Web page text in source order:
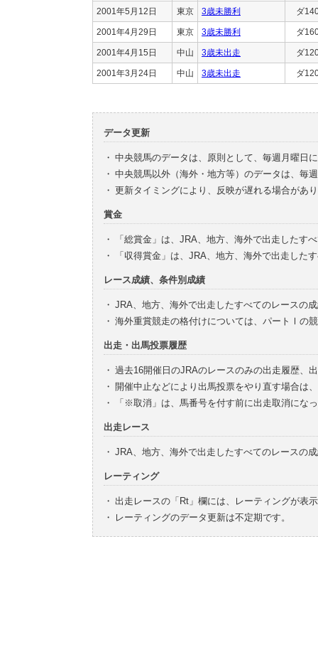
2001年5月12日 東京 3歳未勝利 ダ
2001年4月29日 東京 3歳未勝利 ダ
2001年4月15日 中山 3歳未出走 ダ
2001年3月24日 中山 3歳未出走 ダ
データ更新
・ 中央競馬のデータは、原則として、毎週月曜日
・ 中央競馬以外（海外・地方等）のデータは、毎
・ 更新タイミングにより、反映が遅れる場合があ
賞金
・
「総賞金」は、JRA、地方、海外で出走したす
・
「収得賞金」は、JRA、地方、海外で出走した
レース成績、条件別成績
・ JRA、地方、海外で出走したすべてのレースの
・ 海外重賞競走の格付けについては、パートⅠの
出走・出馬投票履歴
・ 過去16開催日のJRAのレースのみの出走履歴、
・ 開催中止などにより出馬投票をやり直す場合は
・
「※取消」は、馬番号を付す前に出走取消にな
出走レース
・ JRA、地方、海外で出走したすべてのレースの
レーティング
・ 出走レースの「Rt」欄には、レーティングが表
・
レーティングのデータ更新は不定期です。